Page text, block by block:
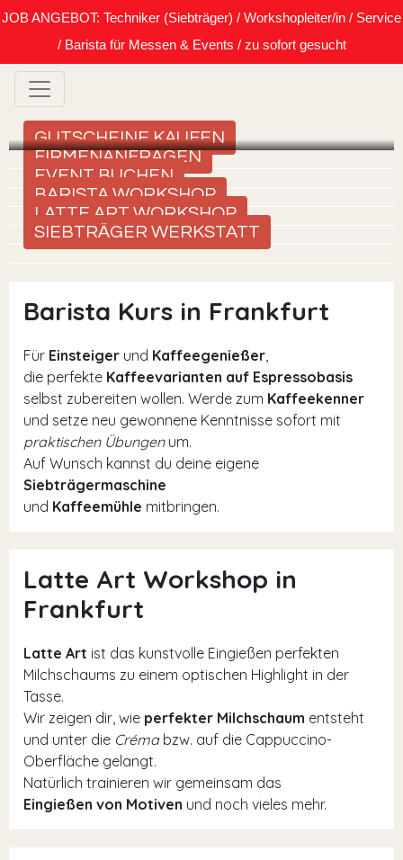
JOB ANGEBOT: Techniker (Siebträger) / Workshopleiter/in / Service
/ Barista für Messen & Events / zu sofort gesucht
GUTSCHEINE KAUFEN
FIRMENANFRAGEN
EVENT BUCHEN
BARISTA WORKSHOP
LATTE ART WORKSHOP
SIEBTRÄGER WERKSTATT
Barista Kurs in Frankfurt
Für Einsteiger und Kaffeegenießer,
die perfekte Kaffeevarianten auf Espressobasis
selbst zubereiten wollen. Werde zum Kaffeekenner
und setze neu gewonnene Kenntnisse sofort mit
praktischen Übungenum.
Auf Wunsch kannst du deine eigene
Siebträgermaschine
und Kaffeemühle mitbringen.
Latte Art Workshop in
Frankfurt
Latte Art ist das kunstvolle Eingießen perfekten
Milchschaums zu einem optischen Highlight in der
Tasse.
Wir zeigen dir, wie perfekter Milchschaum entsteht
und unter die Crémabzw. auf die Cappuccino-
Oberfläche gelangt.
Natürlich trainieren wir gemeinsam das
Eingießen von Motiven und noch vieles mehr.